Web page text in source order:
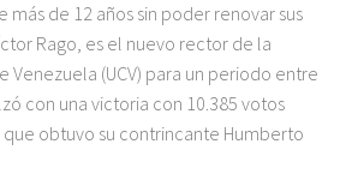
más de 12 años sin poder renovar sus
Rago, es el nuevo rector de la
Venezuela (UCV) para un periodo entre
con una victoria con 10.385 votos
obtuvo su contrincante Humberto